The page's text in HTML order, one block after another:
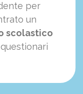
per
un
scolastico